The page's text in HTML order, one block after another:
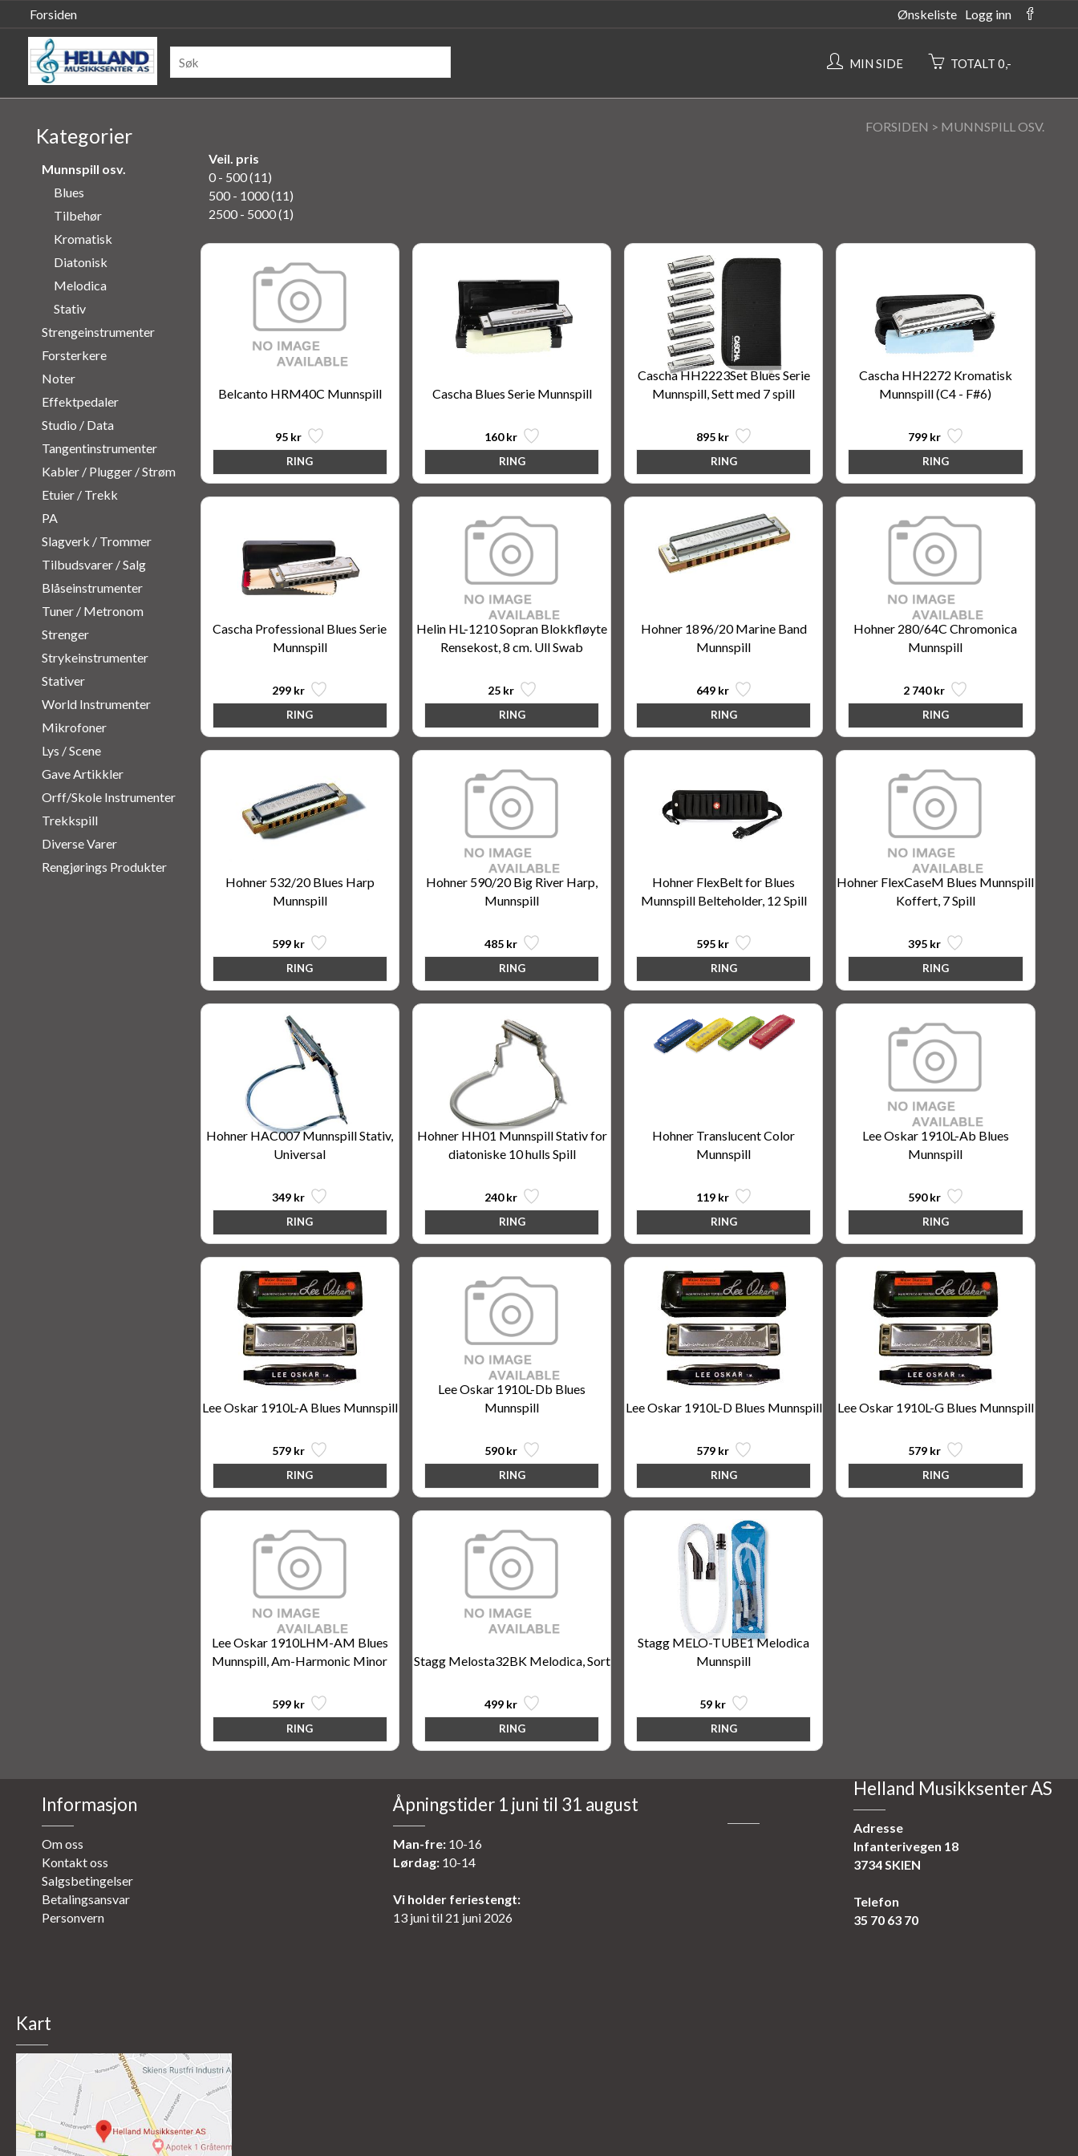
Forsiden Ønskeliste Logg inn
MIN SIDE TOTALT 0,-
Kategorier
Munnspill osv.
Blues
Tilbehør
Kromatisk
Diatonisk
Melodica
Stativ
Strengeinstrumenter
Forsterkere
Noter
Effektpedaler
Studio / Data
Tangentinstrumenter
Kabler / Plugger / Strøm
Etuier / Trekk
PA
Slagverk / Trommer
Tilbudsvarer / Salg
Blåseinstrumenter
Tuner / Metronom
Strenger
Strykeinstrumenter
Stativer
World Instrumenter
Mikrofoner
Lys / Scene
Gave Artikkler
Orff/Skole Instrumenter
Trekkspill
Diverse Varer
Rengjørings Produkter
FORSIDEN > MUNNSPILL OSV.
Veil. pris
0 - 500 (11)
500 - 1000 (11)
2500 - 5000 (1)
Belcanto HRM40C Munnspill
95 kr
Cascha Blues Serie Munnspill
160 kr
Cascha HH2223Set Blues Serie
Munnspill, Sett med 7 spill
895 kr
Cascha HH2272 Kromatisk
Munnspill (C4 - F#6)
799 kr
Cascha Professional Blues Serie
Munnspill
299 kr
Helin HL-1210 Sopran Blokkfløyte
Rensekost, 8 cm. Ull Swab
25 kr
Hohner 1896/20 Marine Band
Munnspill
649 kr
Hohner 280/64C Chromonica
Munnspill
2 740 kr
Hohner 532/20 Blues Harp
Munnspill
599 kr
Hohner 590/20 Big River Harp,
Munnspill
485 kr
Hohner FlexBelt for Blues
Munnspill Belteholder, 12 Spill
595 kr
Hohner FlexCaseM Blues Munnspill
Koffert, 7 Spill
395 kr
Hohner HAC007 Munnspill Stativ,
Universal
349 kr
Hohner HH01 Munnspill Stativ for
diatoniske 10 hulls Spill
240 kr
Hohner Translucent Color
Munnspill
119 kr
Lee Oskar 1910L-Ab Blues
Munnspill
590 kr
Lee Oskar 1910L-A Blues Munnspill
579 kr
Lee Oskar 1910L-Db Blues
Munnspill
590 kr
Lee Oskar 1910L-D Blues Munnspill
579 kr
Lee Oskar 1910L-G Blues Munnspill
579 kr
Lee Oskar 1910LHM-AM Blues
Munnspill, Am-Harmonic Minor
599 kr
Stagg Melosta32BK Melodica, Sort
499 kr
Stagg MELO-TUBE1 Melodica
Munnspill
59 kr
Informasjon
Om oss
Kontakt oss
Salgsbetingelser
Betalingsansvar
Personvern
Åpningstider 1 juni til 31 august
Man-fre:10-16
Lørdag:10-14
Vi holder feriestengt:
13 juni til 21 juni 2026
Helland Musikksenter AS
Adresse
Infanterivegen 18
3734 SKIEN
Telefon
35 70 63 70
Kart